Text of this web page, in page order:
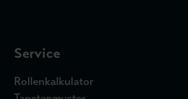
Service
Rollenkalkulator